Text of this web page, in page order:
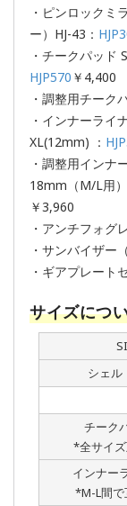
・ピンロックミ
ー）HJ-43：
・チークパッド
HJP570 ￥4,400
・調整用チーク
・インナーライ
XL(12mm) ：
・調整用インナ
18mm（M/L用
￥3,960
・アンチフォグ
・サンバイザー
・ギアプレート
サイズにつ
シェル
チーク
*全サイ
インナー
*M-L間で